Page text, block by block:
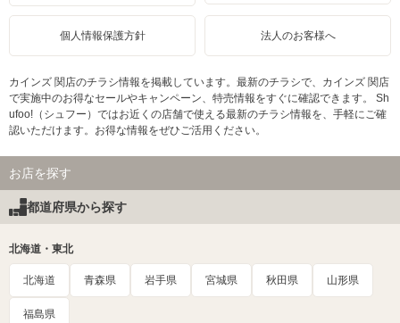
個人情報保護方針 法人のお客様へ
カインズ 関店のチラシ情報を掲載しています。最新のチラシで、カインズ 関店
で実施中のお得なセールやキャンペーン、特売情報をすぐに確認できます。 Sh
ufoo!（シュフー）ではお近くの店舗で使える最新のチラシ情報を、手軽にご確
認いただけます。お得な情報をぜひご活用ください。
お店を探す
都道府県から探す
北海道・東北
北海道 青森県 岩手県 宮城県 秋田県 山形県
福島県